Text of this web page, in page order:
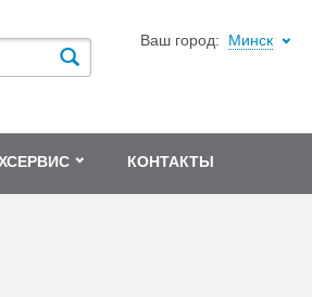
Ваш город: Минск
КОНТАКТЫ